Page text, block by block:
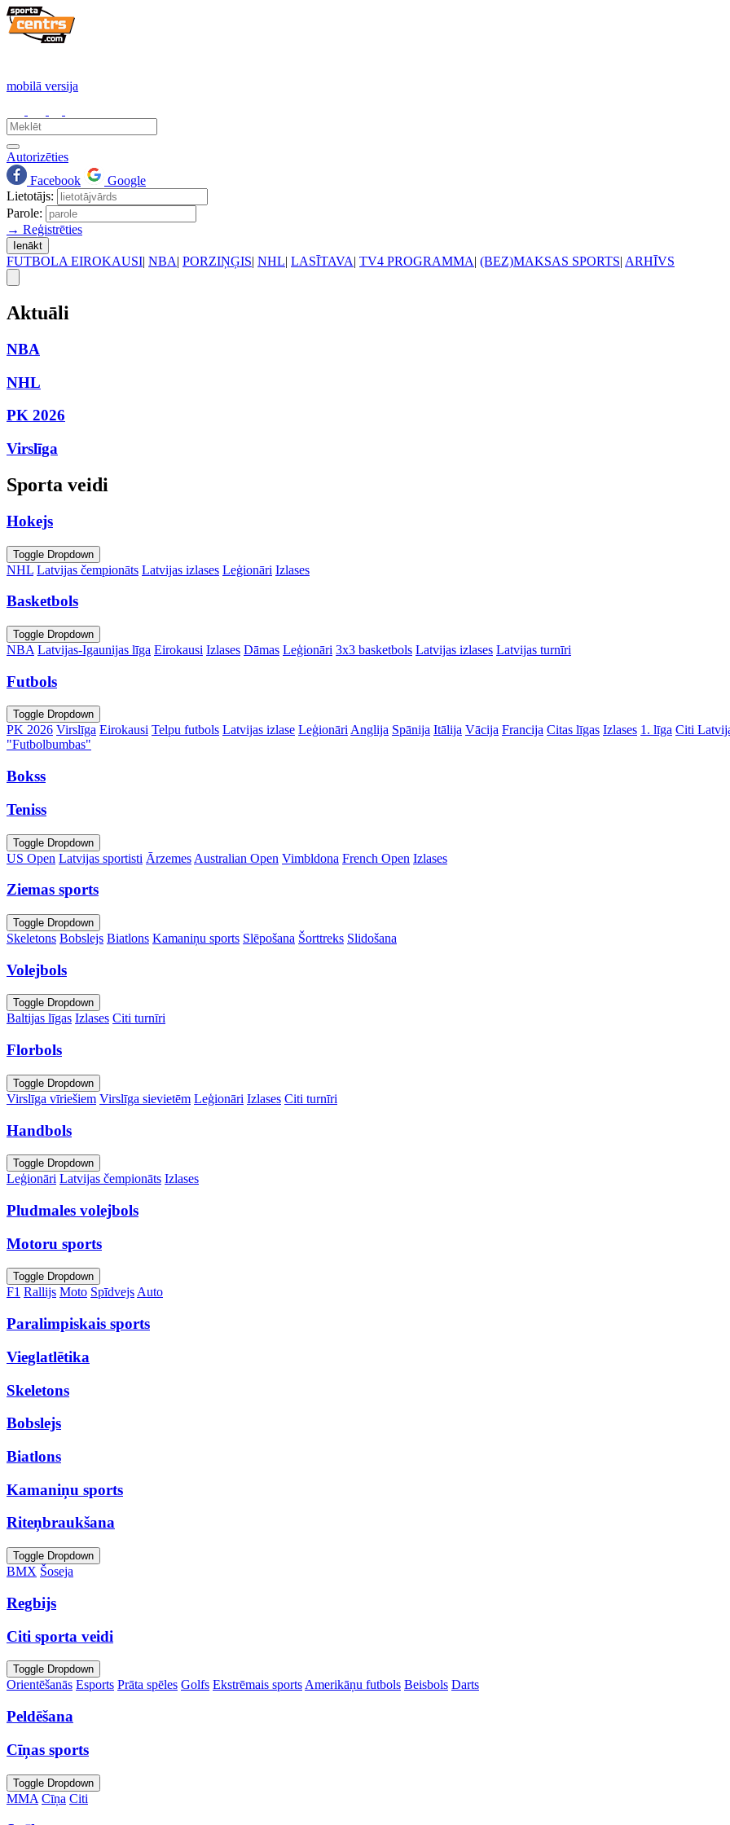
mobilā versija
Autorizēties
Facebook
Google
Lietotājs:
Parole:
→ Reģistrēties
Ienākt
FUTBOLA EIROKAUSI| NBA| PORZIŅĢIS| NHL| LASĪTAVA| TV4 PROGRAMMA| (BEZ)MAKSAS SPORTS| ARHĪVS
Aktuāli
NBA
NHL
PK 2026
Virslīga
Sporta veidi
Hokejs
Toggle Dropdown
NHL Latvijas čempionāts Latvijas izlases Leģionāri Izlases
Basketbols
Toggle Dropdown
NBA Latvijas-Igaunijas līga Eirokausi Izlases Dāmas Leģionāri 3x3 basketbols Latvijas izlases Latvijas turnīri
Futbols
Toggle Dropdown
PK 2026 Virslīga Eirokausi Telpu futbols Latvijas izlase Leģionāri Anglija Spānija Itālija Vācija Francija Citas līgas Izlases 1. līga Citi
"Futbolbumbas"
Bokss
Teniss
Toggle Dropdown
US Open Latvijas sportisti Ārzemes Australian Open Vimbldona French Open Izlases
Ziemas sports
Toggle Dropdown
Skeletons Bobslejs Biatlons Kamaniņu sports Slēpošana Šorttreks Slidošana
Volejbols
Toggle Dropdown
Baltijas līgas Izlases Citi turnīri
Florbols
Toggle Dropdown
Virslīga vīriešiem Virslīga sievietēm Leģionāri Izlases Citi turnīri
Handbols
Toggle Dropdown
Leģionāri Latvijas čempionāts Izlases
Pludmales volejbols
Motoru sports
Toggle Dropdown
F1 Rallijs Moto SpīdvejsAuto
Paralimpiskais sports
Vieglatlētika
Skeletons
Bobslejs
Biatlons
Kamaniņu sports
Riteņbraukšana
Toggle Dropdown
BMX Šoseja
Regbijs
Citi sporta veidi
Toggle Dropdown
Orientēšanās Esports Prāta spēles Golfs Ekstrēmais sports Amerikāņu futbols Beisbols Darts
Peldēšana
Cīņas sports
Toggle Dropdown
MMA Cīņa Citi